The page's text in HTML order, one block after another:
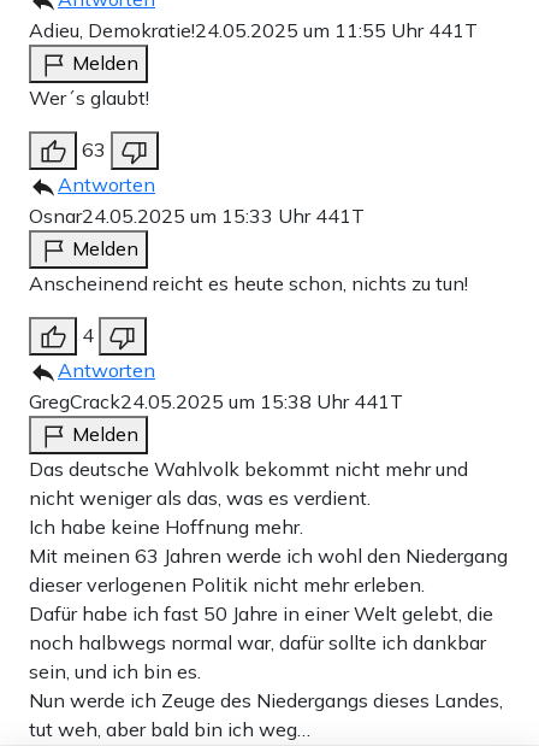
Adieu, Demokratie!24.05.2025 um 11:55 Uhr 441T
Melden
Wer´s glaubt!
63
Antworten
Osnar24.05.2025 um 15:33 Uhr 441T
Melden
Anscheinend reicht es heute schon, nichts zu tun!
4
Antworten
GregCrack24.05.2025 um 15:38 Uhr 441T
Melden
Das deutsche Wahlvolk bekommt nicht mehr und
nicht weniger als das, was es verdient.
Ich habe keine Hoffnung mehr.
Mit meinen 63 Jahren werde ich wohl den Niedergang
dieser verlogenen Politik nicht mehr erleben.
Dafür habe ich fast 50 Jahre in einer Welt gelebt, die
noch halbwegs normal war, dafür sollte ich dankbar
sein, und ich bin es.
Nun werde ich Zeuge des Niedergangs dieses Landes,
tut weh, aber bald bin ich weg…